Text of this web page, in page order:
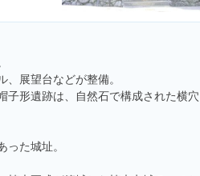
展望台などが整備。
子形遺跡は、自然石で構成された横穴
た城址。